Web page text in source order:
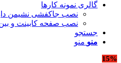
گالری نمونه کارها
نصب جاکفشی نشیمن
نصب صفحه کابینت و بین
جستجو
منو منو
15%